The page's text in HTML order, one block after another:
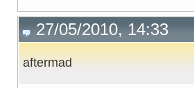
27/05/2010, 14:33
aftermad